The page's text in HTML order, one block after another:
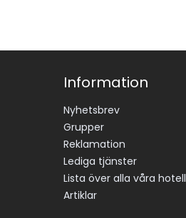
Information
Nyhetsbrev
Grupper
Reklamation
Lediga tjänster
Lista över alla våra hotell
Artiklar